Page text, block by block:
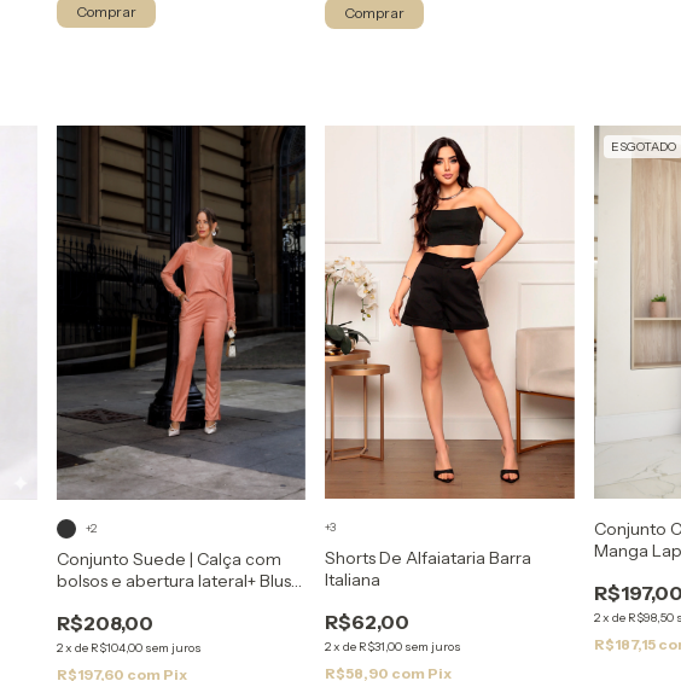
Comprar Comprar
Conjunto Suede | Calça com
bolsos e abertura lateral+ Blusa
R$208,00
2x de R$104,00 sem juros
R$197,60 com Pix
+2
Shorts De Alfaiataria Barra
Italiana
R$62,00
2xde R$31,00 sem juros
R$58,90 com Pix
+3
ESGOTADO
Conjunto
Manga
R$197,00
2x de R$98,50
R$187,15